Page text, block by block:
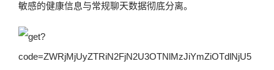
敏感的健康信息与常规聊天数据彻底分离。